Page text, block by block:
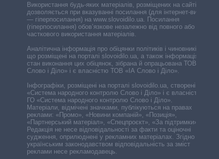
Використання будь-яких матеріалів, розміщених на сайті,
дозволяється при вказуванні посилання (для інтернет-видань
— гіперпосилання) на www.slovoidilo.ua. Посилання
(гіперпосилання) обов’язкове незалежно від повного або
часткового використання матеріалів.
Аналітична інформація про обіцянки політиків і чиновників,
що розміщені на порталі slovoidilo.ua, а також інформація про
стан виконання цих обіцянок, зібрана й опрацьована ТОВ «ІА
Слово і Діло» і є власністю ТОВ «ІА Слово і Діло».
Інфографіки, розміщені на порталі slovoidilo.ua, створені ГО
«Система народного контролю Слово і Діло» і є власністю
ГО «Система народного контролю Слово і Діло».
Матеріали, відмічені значками, публікуються на правах
реклами: «Промо», «Новини компаній», «Позиція»,
«Партнерський матеріал», «Спецпроєкт», «За підтримки».
Редакція не несе відповідальності за факти та оціночні
судження, оприлюднені у рекламних матеріалах. Згідно з
українським законодавством відповідальність за зміст
реклами несе рекламодавець.